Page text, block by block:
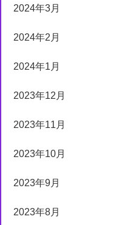
2024年3月
2024年2月
2024年1月
2023年12月
2023年11月
2023年10月
2023年9月
2023年8月